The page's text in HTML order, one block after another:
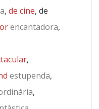
, de cine, de
encantadora,
,
estupenda,
,